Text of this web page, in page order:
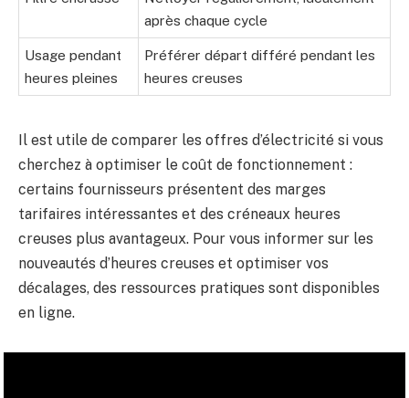
après chaque cycle
Usage pendant
heures pleines
Préférer départ différé pendant les
heures creuses
Il est utile de comparer les offres d’électricité si vous
cherchez à optimiser le coût de fonctionnement :
certains fournisseurs présentent des marges
tarifaires intéressantes et des créneaux heures
creuses plus avantageux. Pour vous informer sur les
nouveautés d’heures creuses et optimiser vos
décalages, des ressources pratiques sont disponibles
en ligne.